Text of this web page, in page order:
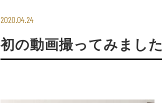
2020.04.24
初の動画撮ってみました